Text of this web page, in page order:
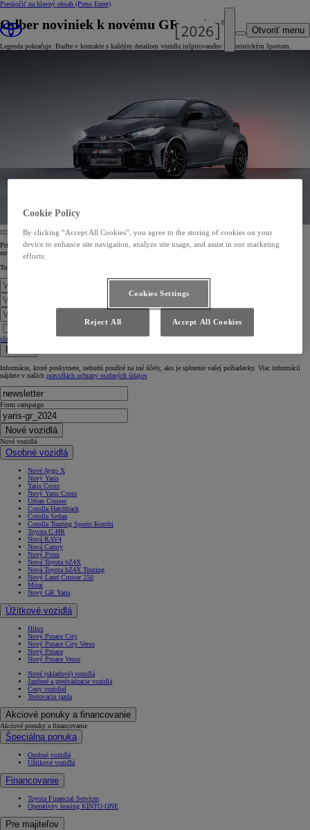
Preskočiť na hlavný obsah (Press Enter)
Otvoriť menu
Odber noviniek k novému GR Yaris
Legenda pokračuje. Buďte v kontakte s každým detailom vozidla inšpirovaného motoristickým športom.
Prihláste sa na odber newslettera k novému GR Yarisu a buďte medzi prvými, kto získa tie najaktuálnejšie
novinky.
To najlepšie je späť, lepšie ako kedykoľvek predtým. Nepremeškajte to ani na chvíľu.
služieb zasielania noviniek
Poslať
Informácie, ktoré poskytnete, nebudú použité na iné účely, ako je splnenie vašej požiadavky. Viac informácií
nájdete v našich pravidlách ochrany osobných údajov.
Form campaign
Nové vozidlá
Nové vozidlá
Osobné vozidlá
Nové Aygo X
Nový Yaris
Yaris Cross
Nový Yaris Cross
Urban Cruiser
Corolla Hatchback
Corolla Sedan
Corolla Touring Sports Kombi
Toyota C-HR
Nová RAV4
Nová Camry
Nový Prius
Nová Toyota bZ4X
Nová Toyota bZ4X Touring
Nový Land Cruiser 250
Mirai
Nový GR Yaris
Úžitkové vozidlá
Hilux
Nový Proace City
Nový Proace City Verso
Nový Proace
Nový Proace Verso
Nové (skladové) vozidlá
Jazdené a predvádzacie vozidlá
Ceny vozidiel
Testovacia jazda
Akciové ponuky a financovanie
Akciové ponuky a financovanie
Špeciálna ponuka
Osobné vozidlá
Úžitkové vozidlá
Financovanie
Toyota Financial Services
Operatívny leasing KINTO ONE
Pre majiteľov
Cookie Policy
By clicking “Accept All Cookies”, you agree to the storing of cookies on your
device to enhance site navigation, analyze site usage, and assist in our marketing
efforts.
Cookies Settings
Reject All Accept All Cookies